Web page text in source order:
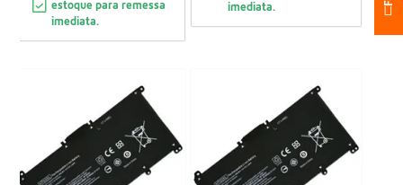
estoque para remessa
imediata.
imediata.